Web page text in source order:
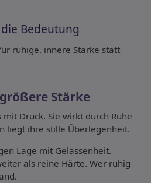
Bedeutung
ruhige, innere Stärke statt
Stärke
Druck. Sie wirkt durch Ruhe
liegt ihre stille Überlegenheit.
Lage mit Gelassenheit.
als reine Härte. Wer ruhig